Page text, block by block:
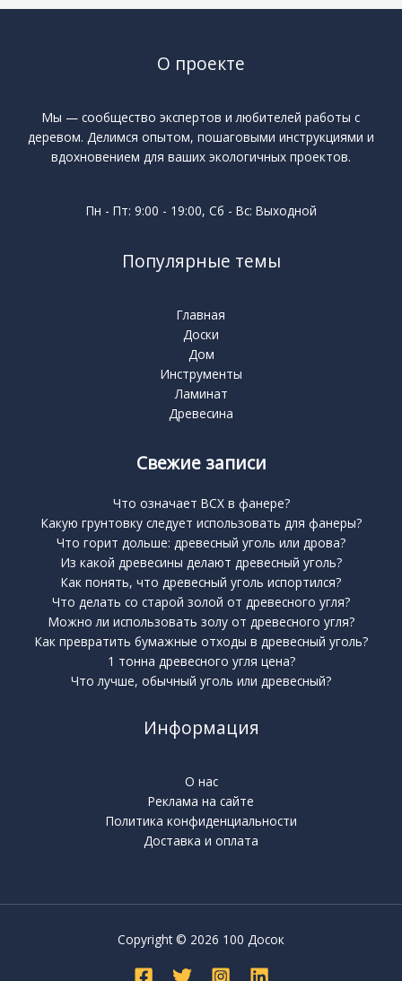
О проекте
Мы — сообщество экспертов и любителей работы с
деревом. Делимся опытом, пошаговыми инструкциями и
вдохновением для ваших экологичных проектов.
Пн - Пт: 9:00 - 19:00, Сб - Вс: Выходной
Популярные темы
Главная
Доски
Дом
Инструменты
Ламинат
Древесина
Свежие записи
Что означает BCX в фанере?
Какую грунтовку следует использовать для фанеры?
Что горит дольше: древесный уголь или дрова?
Из какой древесины делают древесный уголь?
Как понять, что древесный уголь испортился?
Что делать со старой золой от древесного угля?
Можно ли использовать золу от древесного угля?
Как превратить бумажные отходы в древесный уголь?
1 тонна древесного угля цена?
Что лучше, обычный уголь или древесный?
Информация
О нас
Реклама на сайте
Политика конфиденциальности
Доставка и оплата
Copyright © 2026 100 Досок